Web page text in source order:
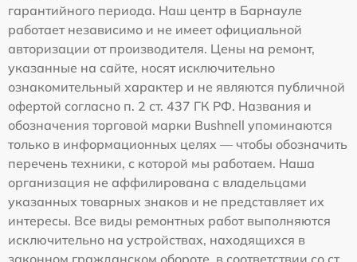
гарантийного периода. Наш центр в Барнауле
работает независимо и не имеет официальной
авторизации от производителя. Цены на ремонт,
указанные на сайте, носят исключительно
ознакомительный характер и не являются публичной
офертой согласно п. 2 ст. 437 ГК РФ. Названия и
обозначения торговой марки Bushnell упоминаются
только в информационных целях — чтобы обозначить
перечень техники, с которой мы работаем. Наша
организация не аффилирована с владельцами
указанных товарных знаков и не представляет их
интересы. Все виды ремонтных работ выполняются
исключительно на устройствах, находящихся в
законном гражданском обороте, в соответствии со ст.